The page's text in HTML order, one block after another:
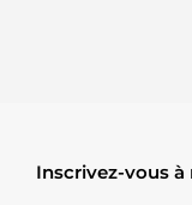
Inscrivez-vous